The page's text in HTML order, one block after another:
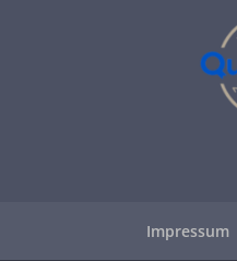
Impressum